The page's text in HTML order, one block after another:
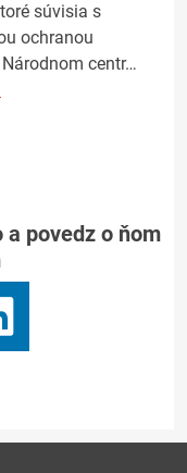
súvisia s
ochranou
centr…
povedz o ňom